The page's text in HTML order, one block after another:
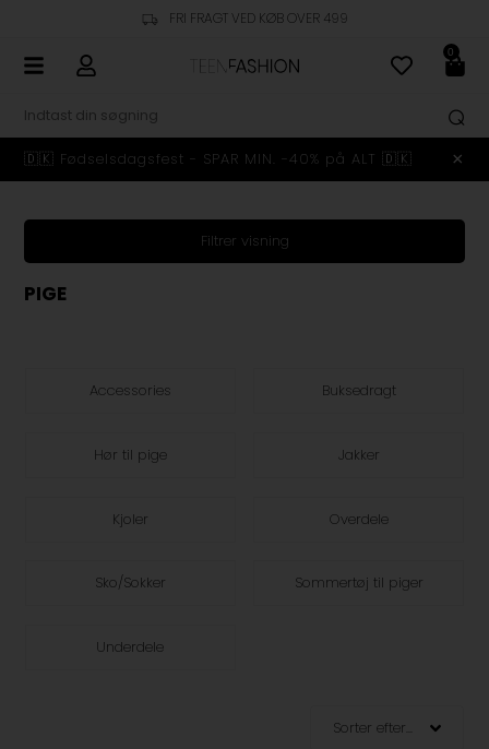
KUNDESERVICE - +45 23 48 10 99
0
🇩🇰 Fødselsdagsfest - SPAR MIN. -40% på ALT 🇩🇰
Filtrer visning
PIGE
Accessories Buksedragt
Hør til pige Jakker
Kjoler Overdele
Sko/Sokker Sommertøj til piger
Underdele